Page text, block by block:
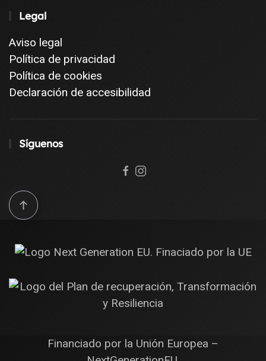
Legal
Aviso legal
Política de privacidad
Política de cookies
Declaración de accesibilidad
Síguenos
Financiado por la Unión Europea –